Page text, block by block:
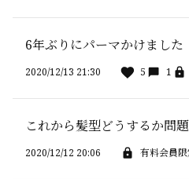
6年ぶりにパーマかけました
2020/12/13 21:30 5 1
これから髪型どうするか問
2020/12/12 20:06 有料会員限